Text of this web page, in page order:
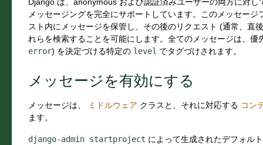
メッセージングを完全にサポートしています。このメッセー
スト内にメッセージを保管し、その後のリクエスト (通常、直
れらを検索することを可能にします。全てのメッセージは、
error) を決定づける特定の level でタグづけされます。
メッセージを有効にする
メッセージは、 ミドルウェア クラスと、それに対応する コン
ます。
django-admin startproject によって生成されたデフォル